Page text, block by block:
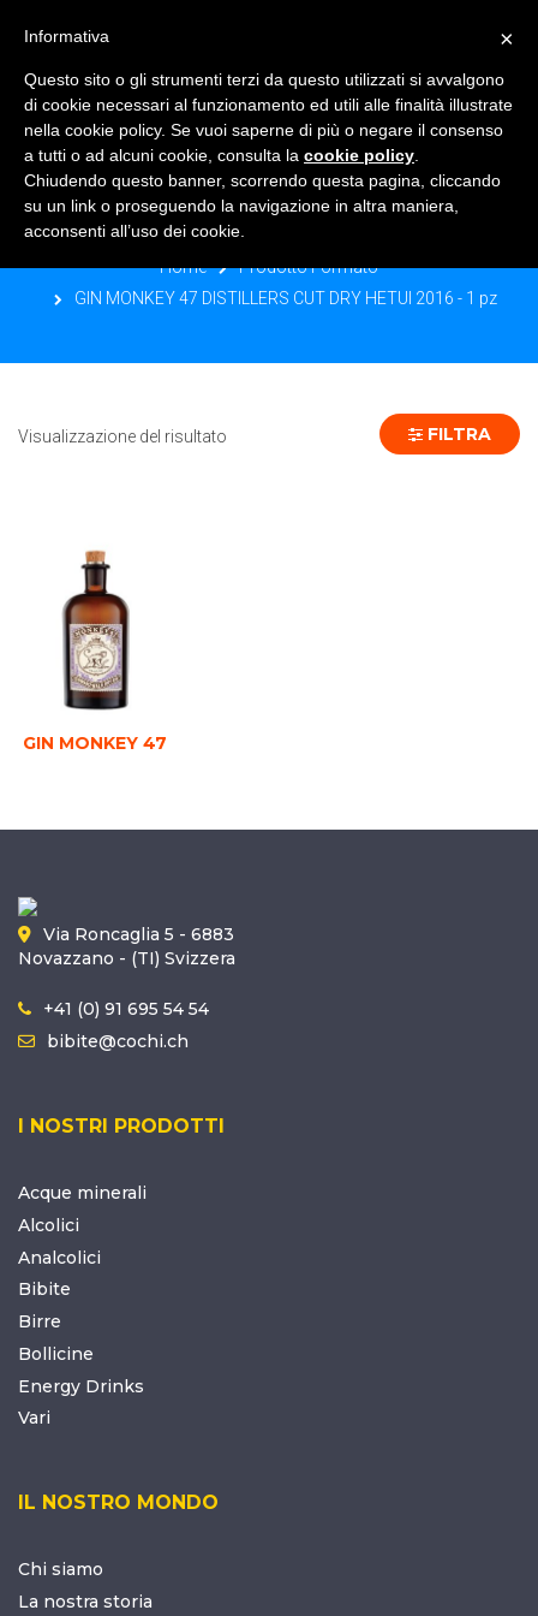
GIN MONKEY 47 DISTILLERS CUT
DRY HETUI 2016 - 1 PZ
Home
Prodotto Formato
GIN MONKEY 47 DISTILLERS CUT DRY HETUI 2016 - 1 pz
Visualizzazione del risultato FILTRA
GIN MONKEY 47
Via Roncaglia 5 - 6883
Novazzano - (TI) Svizzera
+41 (0) 91 695 54 54
bibite@cochi.ch
I NOSTRI PRODOTTI
Acque minerali
Alcolici
Analcolici
Bibite
Birre
Bollicine
Energy Drinks
Vari
IL NOSTRO MONDO
Chi siamo
La nostra storia
×
Informativa
Questo sito o gli strumenti terzi da questo utilizzati si avvalgono
di cookie necessari al funzionamento ed utili alle finalità illustrate
nella cookie policy. Se vuoi saperne di più o negare il consenso
a tutti o ad alcuni cookie, consulta la cookie policy
Chiudendo questo banner, scorrendo questa pagina, cliccando
su un link o proseguendo la navigazione in altra maniera,
acconsenti all’uso dei cookie.